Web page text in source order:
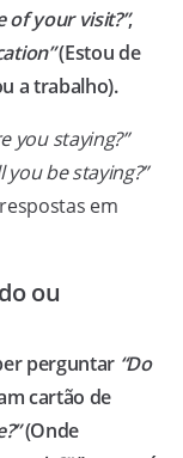
of your visit?”,
(Estou de
a trabalho).
you staying?”
you be staying?”
em
ou
perguntar “Do
cartão de
(Onde